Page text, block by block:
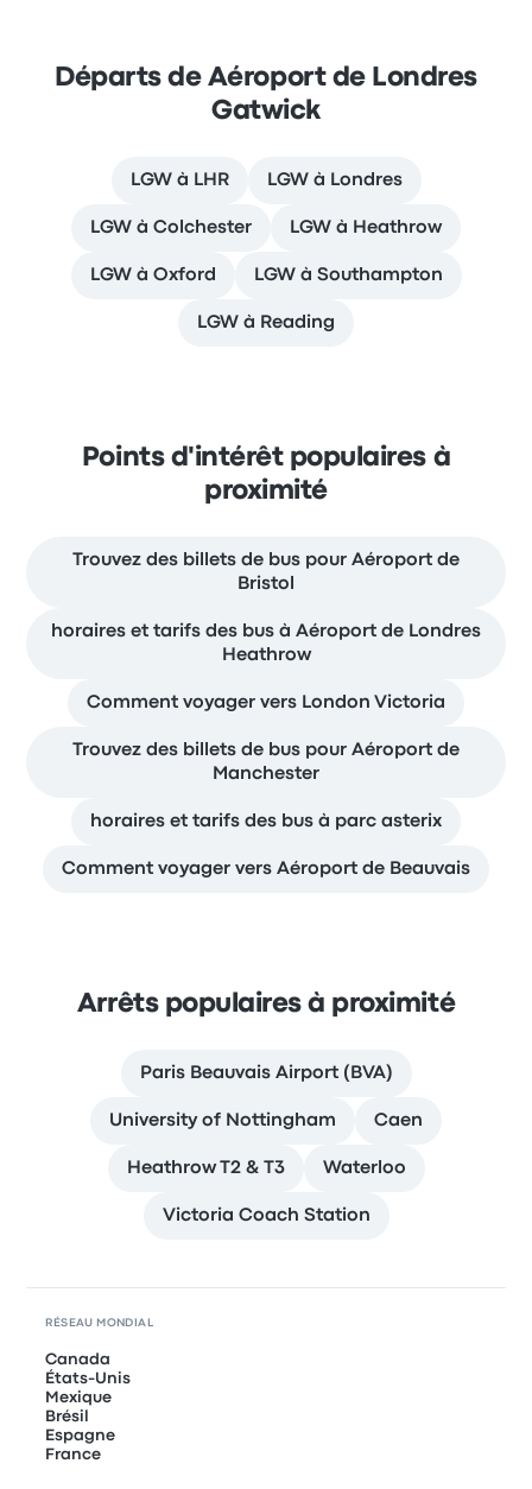
Départs de Aéroport de Londres
Gatwick
LGW à LHR LGW à Londres
LGW à Colchester LGW à Heathrow
LGW à Oxford LGW à Southampton
LGW à Reading
Points d'intérêt populaires à
proximité
Trouvez des billets de bus pour Aéroport de
Bristol
horaires et tarifs des bus à Aéroport de Londres
Heathrow
Comment voyager vers London Victoria
Trouvez des billets de bus pour Aéroport de
Manchester
horaires et tarifs des bus à parc asterix
Comment voyager vers Aéroport de Beauvais
Arrêts populaires à proximité
Paris Beauvais Airport (BVA)
University of Nottingham Caen
Heathrow T2 & T3 Waterloo
Victoria Coach Station
RÉSEAU MONDIAL
Canada
États-Unis
Mexique
Brésil
Espagne
France